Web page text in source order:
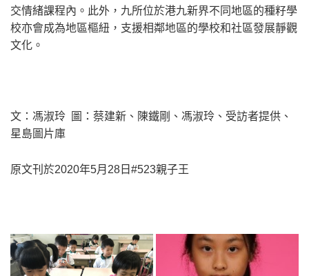
交情緒課程內。此外，九所位於港九新界不同地區的種籽學
校亦會成為地區樞紐，支援相鄰地區的學校和社區發展靜觀
文化。
文：馮淑玲 圖：蔡建新、陳鐵剛、馮淑玲、受訪者提供、
星島圖片庫
原文刊於2020年5月28日#523親子王